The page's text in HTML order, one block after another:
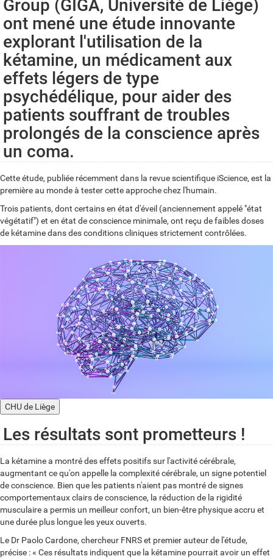
Group (GIGA, Université de Liège)
ont mené une étude innovante
explorant l'utilisation de la
kétamine, un médicament aux
effets légers de type
psychédélique, pour aider des
patients souffrant de troubles
prolongés de la conscience après
un coma.
Cette étude, publiée récemment dans la revue scientifique iScience, est la
première au monde à tester cette approche chez l'humain.
Trois patients, dont certains en état d'éveil (anciennement appelé "état
végétatif") et en état de conscience minimale, ont reçu de faibles doses
de kétamine dans des conditions cliniques strictement contrôlées.
CHU de Liège
Les résultats sont prometteurs !
La kétamine a montré des effets positifs sur l'activité cérébrale,
augmentant ce qu'on appelle la complexité cérébrale, un signe potentiel
de conscience. Bien que les patients n'aient pas montré de signes
comportementaux clairs de conscience, la réduction de la rigidité
musculaire a permis un meilleur confort, un bien-être physique accru et
une durée plus longue les yeux ouverts.
Le Dr Paolo Cardone, chercheur FNRS et premier auteur de l'étude,
précise : « Ces résultats indiquent que la kétamine pourrait avoir un effet